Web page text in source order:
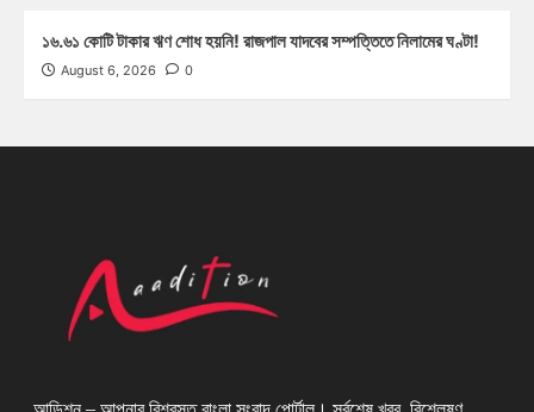
১৬.৬১ কোটি টাকার ঋণ শোধ হয়নি! রাজপাল যাদবের সম্পত্তিতে নিলামের ঘণ্টা!
August 6, 2026 0